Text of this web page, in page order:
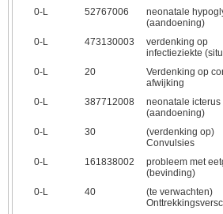
0‑L 52767006
neonatale
(aandoening)
0‑L 473130003
verdenking op
infectieziekte
0‑L 20
Verdenking op
afwijking
0‑L 387712008
neonatale icterus
(aandoening)
0‑L 30
(verdenking op)
Convulsies
0‑L 161838002
probleem met
(bevinding)
0‑L 40
(te verwachten)